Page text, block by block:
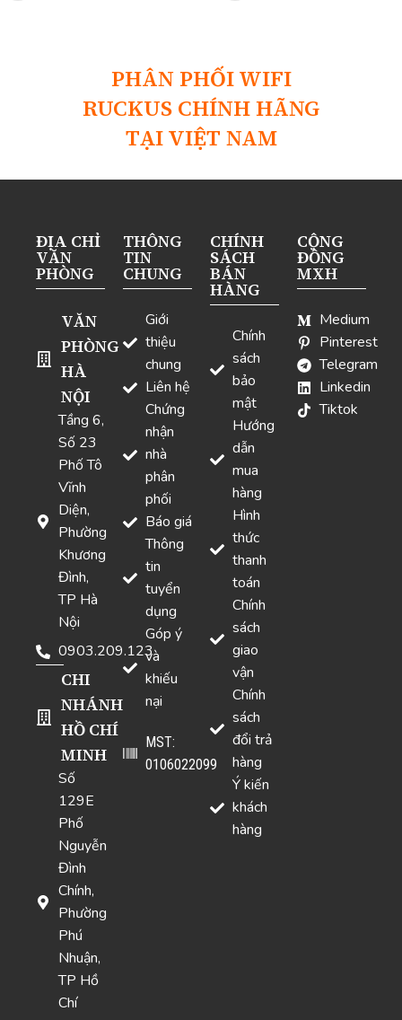
PHÂN PHỐI WIFI
RUCKUS CHÍNH HÃNG
TẠI VIỆT NAM
ĐỊA CHỈ
VĂN
PHÒNG
VĂN
PHÒNG
HÀ
NỘI
Tầng 6,
Số 23
Phố Tô
Vĩnh
Diện,
Phường
Khương
Đình,
TP Hà
Nội
0903.209.123
CHI
NHÁNH
HỒ CHÍ
MINH
Số
129E
Phố
Nguyễn
Đình
Chính,
Phường
Phú
Nhuận,
TP Hồ
Chí
THÔNG
TIN
CHUNG
Giới
thiệu
chung
Liên hệ
Chứng
nhận
nhà
phân
phối
Báo giá
Thông
tin
tuyển
dụng
Góp ý
và
khiếu
nại
MST:
0106022099
CHÍNH
SÁCH
BÁN
HÀNG
Chính
sách
bảo
mật
Hướng
dẫn
mua
hàng
Hình
thức
thanh
toán
Chính
sách
giao
vận
Chính
sách
đổi trả
hàng
Ý kiến
khách
hàng
CỘNG
ĐỒNG
MXH
Medium
Pinterest
Telegram
Linkedin
Tiktok